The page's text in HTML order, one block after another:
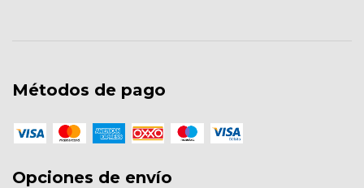
Métodos de pago
Opciones de envío